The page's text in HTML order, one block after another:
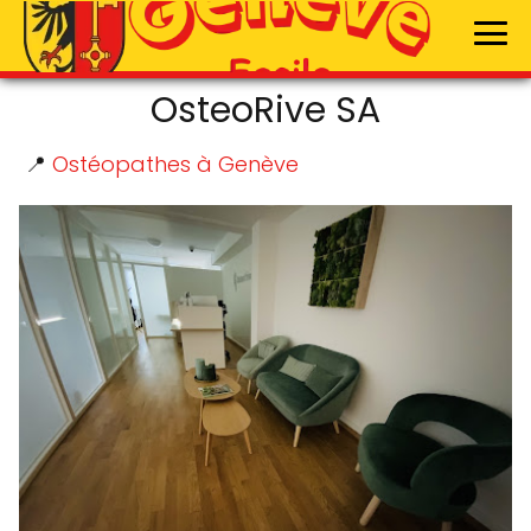
OsteoRive SA
📍 Ostéopathes à Genève